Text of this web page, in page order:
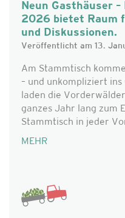
Neun Gasthäuser
2026 bietet Raum
und Diskussionen.
Veröffentlicht am 13.
Am Stammtisch
– und unkompliziert ins
laden die
ganzes Jahr lang zum
Stammtisch in jeder
MEHR